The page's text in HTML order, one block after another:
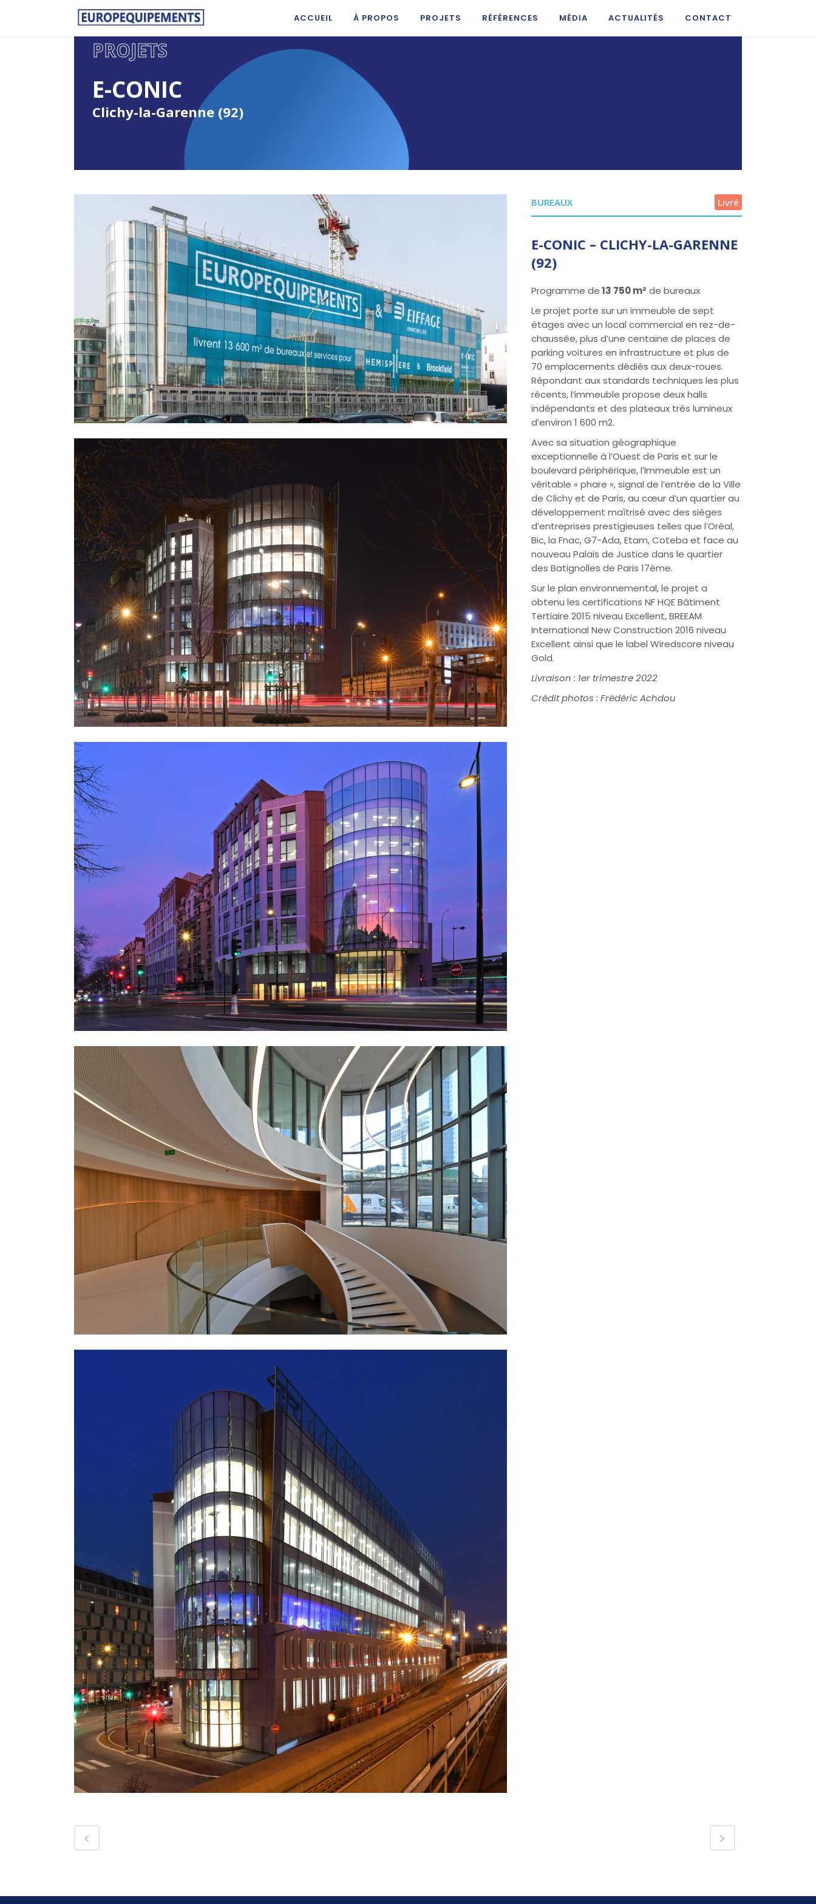
ACCUEIL À PROPOS PROJETS RÉFÉRENCES MÉDIA ACTUALITÉS CONTACT
PROJETS
E-CONIC
Clichy-la-Garenne (92)
BUREAUX Livré
E-CONIC – CLICHY-LA-GARENNE
(92)
Programme de13 750 m² de bureaux
Le projet porte sur un immeuble de sept
étages avec un local commercial en rez-de-
chaussée, plus d’une centaine de places de
parking voitures en infrastructure et plus de
70 emplacements dédiés aux deux-roues.
Répondant aux standards techniques les plus
récents, l’immeuble propose deux halls
indépendants et des plateaux très lumineux
d’environ 1 600 m2.
Avec sa situation géographique
exceptionnelle à l’Ouest de Paris et sur le
boulevard périphérique, l’Immeuble est un
véritable « phare », signal de l’entrée de la Ville
de Clichy et de Paris, au cœur d’un quartier au
développement maîtrisé avec des sièges
d’entreprises prestigieuses telles que l’Oréal,
Bic, la Fnac, G7-Ada, Etam, Coteba et face au
nouveau Palais de Justice dans le quartier
des Batignolles de Paris 17ème.
Sur le plan environnemental, le projet a
obtenu les certifications NF HQE Bâtiment
Tertiaire 2015 niveau Excellent, BREEAM
International New Construction 2016 niveau
Excellent ainsi que le label Wiredscore niveau
Gold.
Livraison : 1er trimestre 2022
Crédit photos : Frédéric Achdou